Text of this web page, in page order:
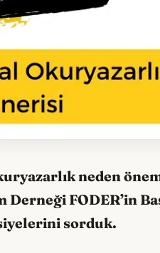
neden
FODER’in
sorduk.